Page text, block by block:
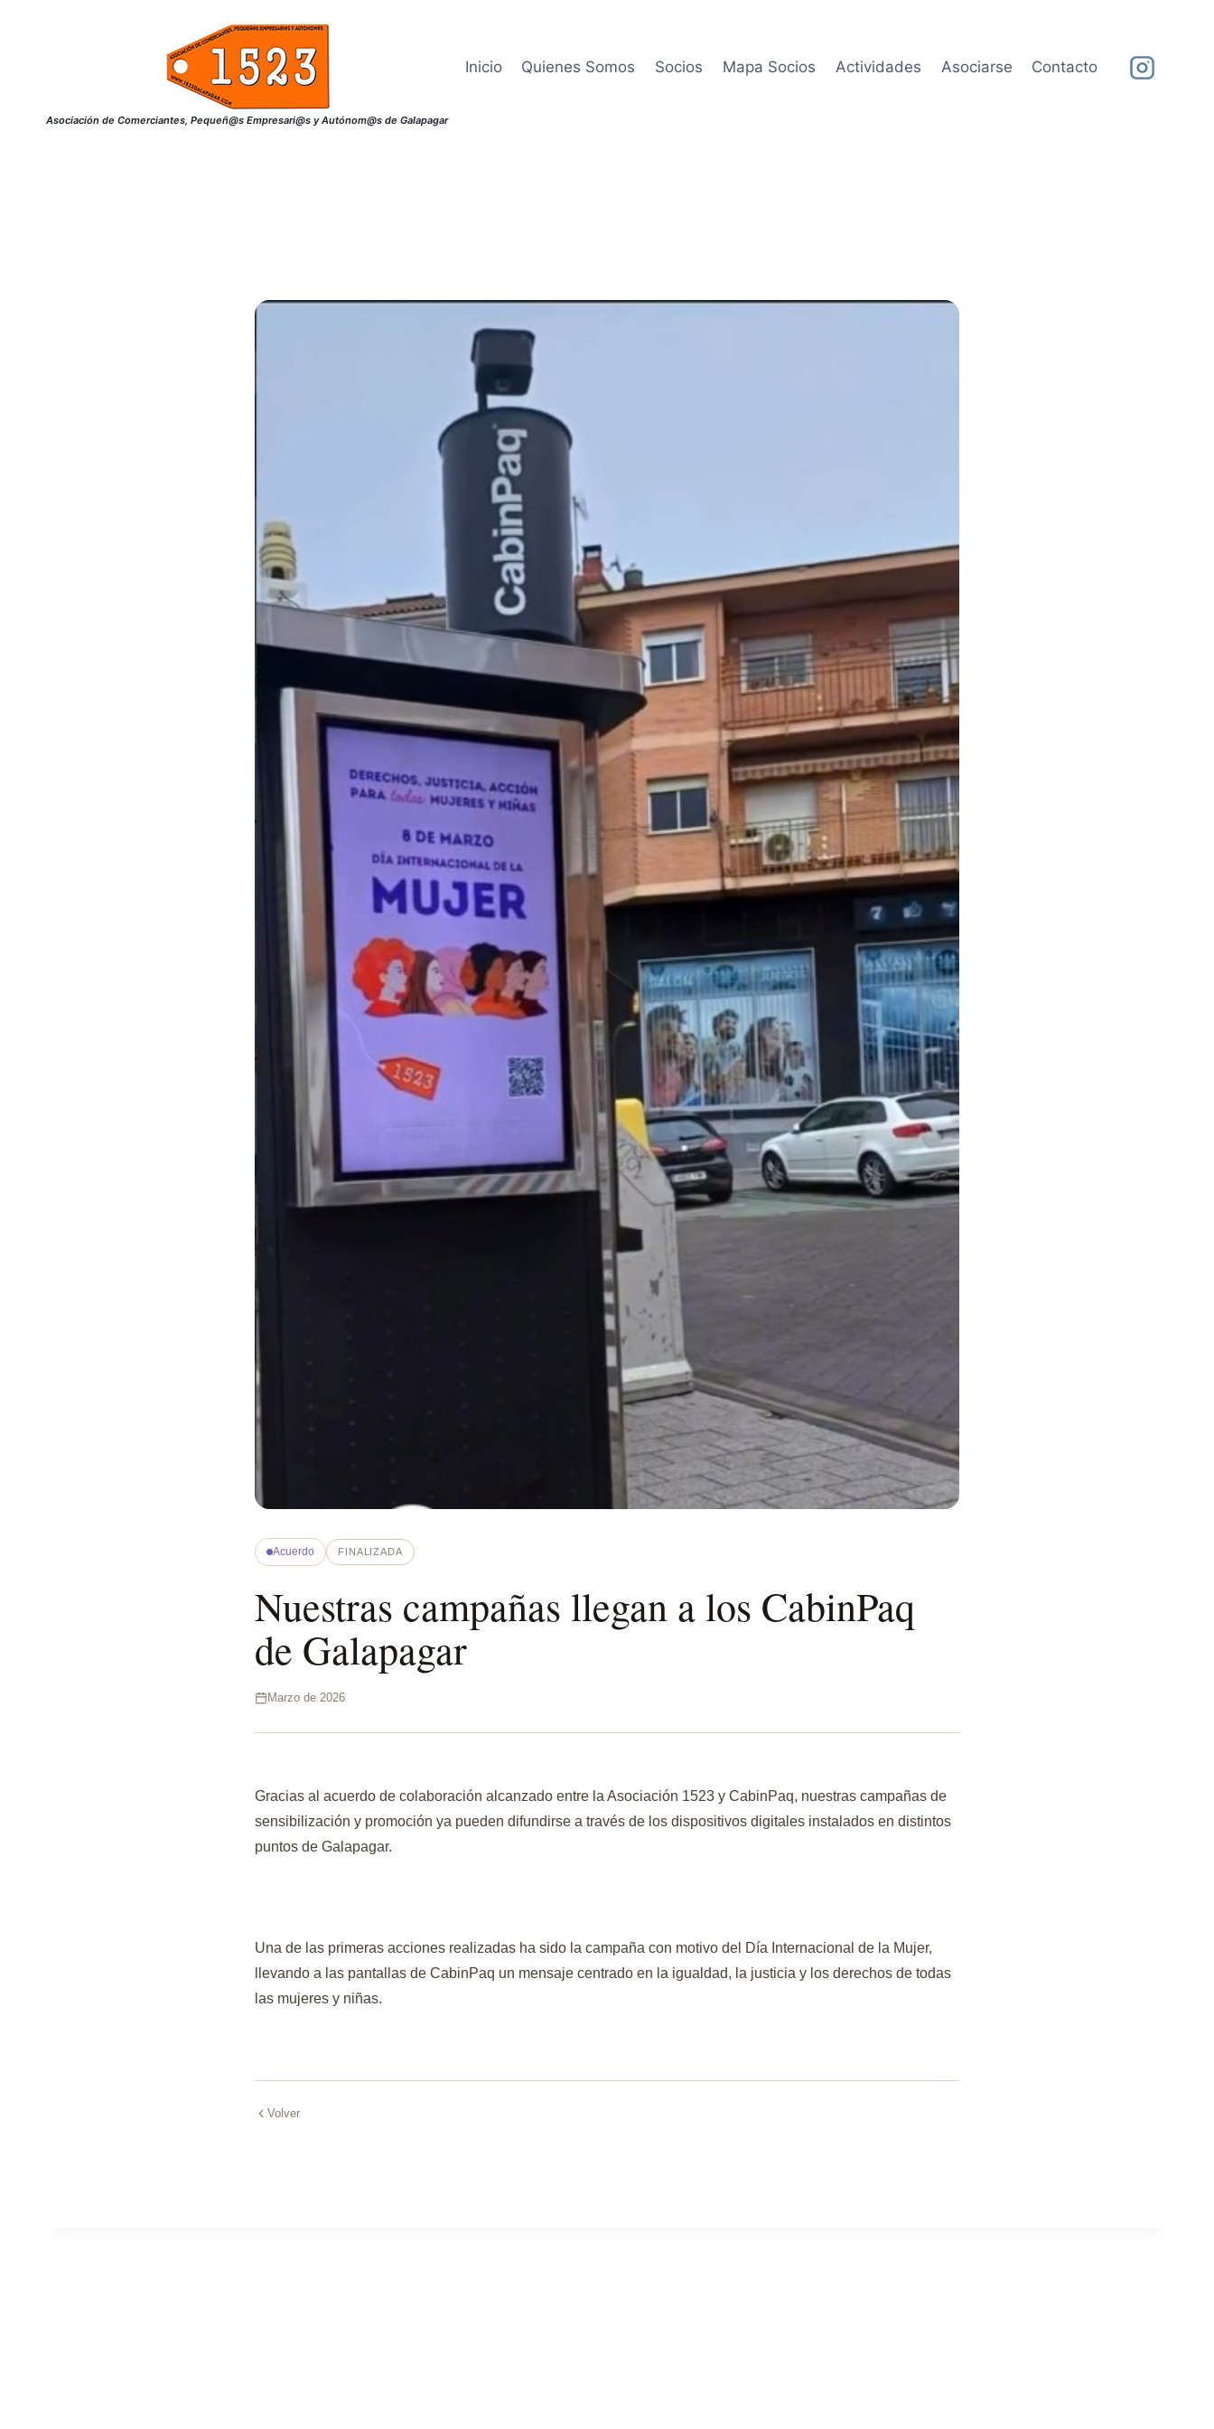
Asociación de Comerciantes, Pequeñ@s Empresari@s y Autónom@s de Galapagar
Inicio Quienes Somos Socios Mapa Socios Actividades Asociarse Contacto
Acuerdo FINALIZADA
Nuestras campañas llegan a los CabinPaq
de Galapagar
Marzo de 2026
Gracias al acuerdo de colaboración alcanzado entre la Asociación 1523 y CabinPaq, nuestras campañas de
sensibilización y promoción ya pueden difundirse a través de los dispositivos digitales instalados en distintos
puntos de Galapagar.
Una de las primeras acciones realizadas ha sido la campaña con motivo del Día Internacional de la Mujer,
llevando a las pantallas de CabinPaq un mensaje centrado en la igualdad, la justicia y los derechos de todas
las mujeres y niñas.
Volver